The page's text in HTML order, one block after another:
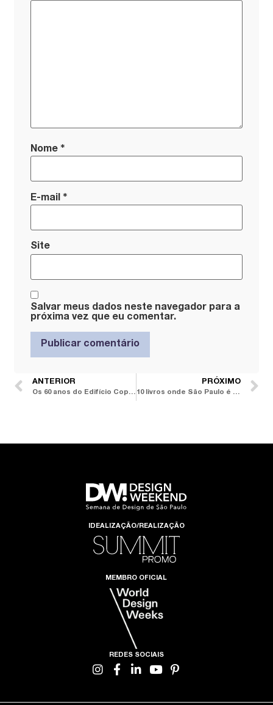
Nome*
E-mail*
Site
Salvar meus dados neste navegador para a
próxima vez que eu comentar.
ANTERIOR
Os 60 anos do Edifício Copan: 6 curiosidades de um dos ícones da arquitetura do Centro de São Paulo
PRÓXIMO
10 livros onde São Paulo é protagonista: dos edifícios Copan e Martinelli às periferias, obras para refletir sobre a cidade
IDEALIZAÇÃO/REALIZAÇÃO
MEMBRO OFICIAL
REDES SOCIAIS